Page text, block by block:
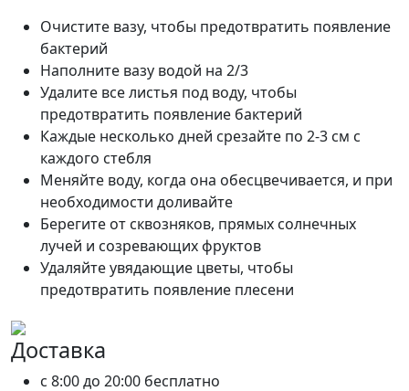
Очистите вазу, чтобы предотвратить появление
бактерий
Наполните вазу водой на 2/3
Удалите все листья под воду, чтобы
предотвратить появление бактерий
Каждые несколько дней срезайте по 2-3 см с
каждого стебля
Меняйте воду, когда она обесцвечивается, и при
необходимости доливайте
Берегите от сквозняков, прямых солнечных
лучей и созревающих фруктов
Удаляйте увядающие цветы, чтобы
предотвратить появление плесени
Доставка
c 8:00 до 20:00 бесплатно